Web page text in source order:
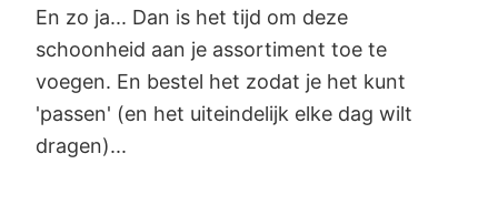
En zo ja... Dan is het tijd om deze
schoonheid aan je assortiment toe te
voegen. En bestel het zodat je het kunt
'passen' (en het uiteindelijk elke dag wilt
dragen)...